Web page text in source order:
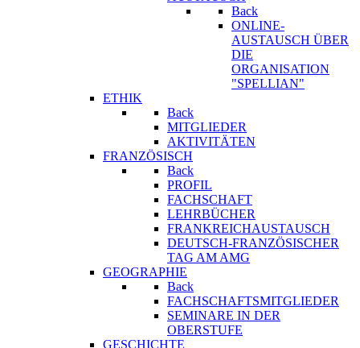
Back
ONLINE-
AUSTAUSCH ÜBER
DIE
ORGANISATION
"SPELLIAN"
ETHIK
Back
MITGLIEDER
AKTIVITÄTEN
FRANZÖSISCH
Back
PROFIL
FACHSCHAFT
LEHRBÜCHER
FRANKREICHAUSTAUSCH
DEUTSCH-FRANZÖSISCHER
TAG AM AMG
GEOGRAPHIE
Back
FACHSCHAFTSMITGLIEDER
SEMINARE IN DER
OBERSTUFE
GESCHICHTE